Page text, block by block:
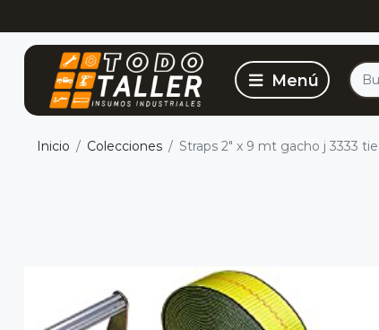
Inicio Colecciones Straps 2" x 9 mt gacho j 3333